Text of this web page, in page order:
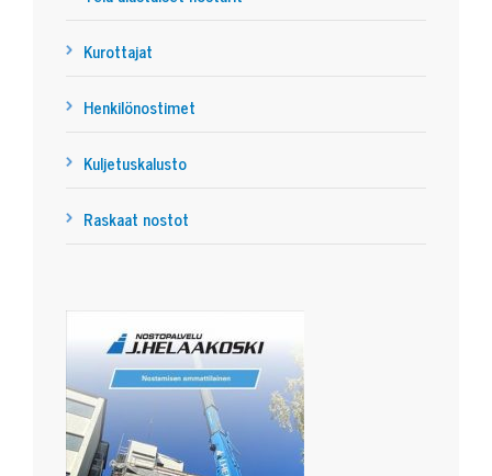
Kurottajat
Henkilönostimet
Kuljetuskalusto
Raskaat nostot